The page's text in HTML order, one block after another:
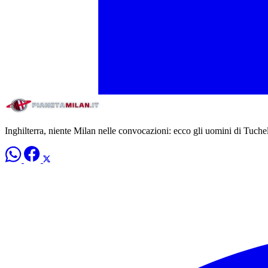
Inghilterra, niente Milan nelle convocazioni: ecco gli uomini di